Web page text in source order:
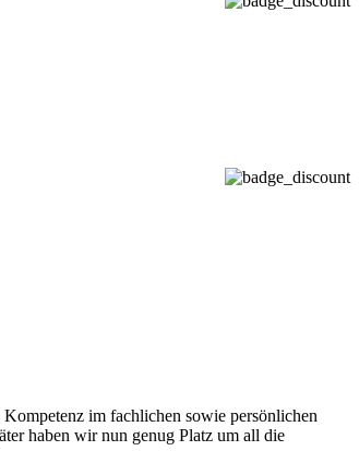
im fachlichen sowie persönlichen
haben wir nun genug Platz um all die